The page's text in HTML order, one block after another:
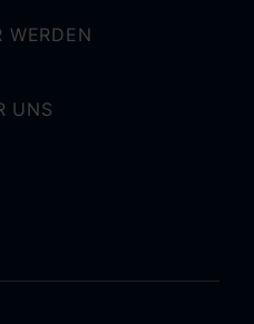
WERDEN
UNS